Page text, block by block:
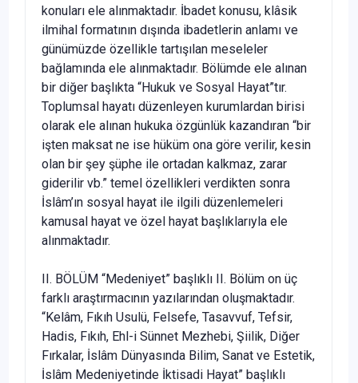
konuları ele alınmaktadır. İbadet konusu, klâsik
ilmihal formatının dışında ibadetlerin anlamı ve
günümüzde özellikle tartışılan meseleler
bağlamında ele alınmaktadır. Bölümde ele alınan
bir diğer başlıkta “Hukuk ve Sosyal Hayat”tır.
Toplumsal hayatı düzenleyen kurumlardan birisi
olarak ele alınan hukuka özgünlük kazandıran “bir
işten maksat ne ise hüküm ona göre verilir, kesin
olan bir şey şüphe ile ortadan kalkmaz, zarar
giderilir vb.” temel özellikleri verdikten sonra
İslâm’ın sosyal hayat ile ilgili düzenlemeleri
kamusal hayat ve özel hayat başlıklarıyla ele
alınmaktadır.
II. BÖLÜM “Medeniyet” başlıklı II. Bölüm on üç
farklı araştırmacının yazılarından oluşmaktadır.
“Kelâm, Fıkıh Usulü, Felsefe, Tasavvuf, Tefsir,
Hadis, Fıkıh, Ehl-i Sünnet Mezhebi, Şiilik, Diğer
Fırkalar, İslâm Dünyasında Bilim, Sanat ve Estetik,
İslâm Medeniyetinde İktisadi Hayat” başlıklı